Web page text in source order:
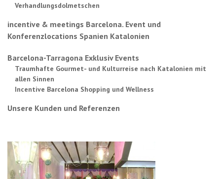
Verhandlungsdolmetschen
incentive & meetings Barcelona. Event und
Konferenzlocations Spanien Katalonien
Barcelona-Tarragona Exklusiv Events
Traumhafte Gourmet- und Kulturreise nach Katalonien mit
allen Sinnen
Incentive Barcelona Shopping und Wellness
Unsere Kunden und Referenzen